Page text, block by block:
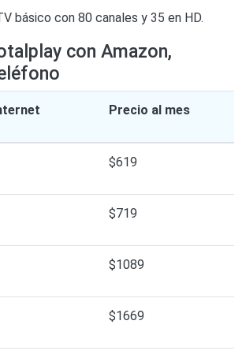
básico con 80 canales y 35 en HD.
con Amazon,
Precio al mes
$619
$719
$1089
$1669